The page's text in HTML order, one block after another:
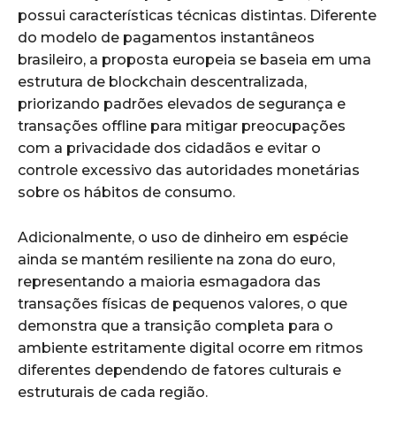
possui características técnicas distintas. Diferente
do modelo de pagamentos instantâneos
brasileiro, a proposta europeia se baseia em uma
estrutura de blockchain descentralizada,
priorizando padrões elevados de segurança e
transações offline para mitigar preocupações
com a privacidade dos cidadãos e evitar o
controle excessivo das autoridades monetárias
sobre os hábitos de consumo.
Adicionalmente, o uso de dinheiro em espécie
ainda se mantém resiliente na zona do euro,
representando a maioria esmagadora das
transações físicas de pequenos valores, o que
demonstra que a transição completa para o
ambiente estritamente digital ocorre em ritmos
diferentes dependendo de fatores culturais e
estruturais de cada região.